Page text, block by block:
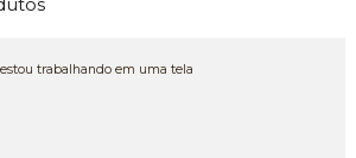
trabalhando em uma tela